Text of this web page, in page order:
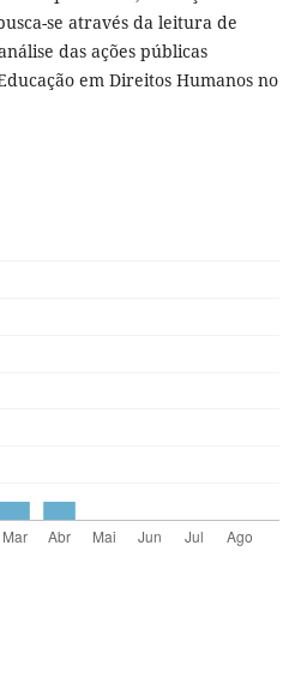
se através da leitura de
das ações públicas
em Direitos Humanos no